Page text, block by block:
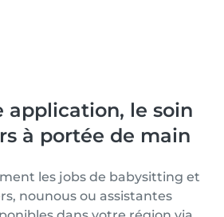
application, le soin
à portée de main
les jobs de babysitting et
nounous ou assistantes